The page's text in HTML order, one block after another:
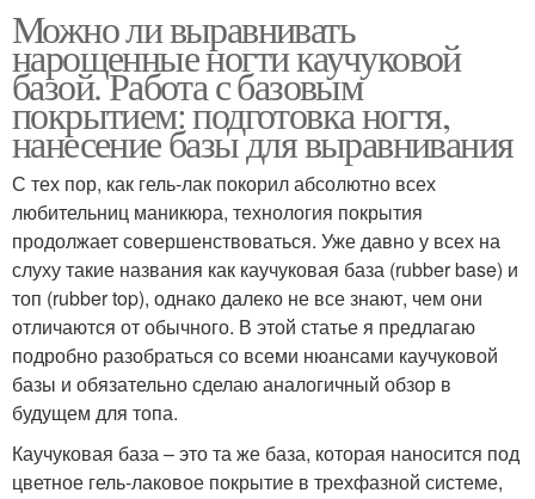
Можно ли выравнивать
нарощенные ногти каучуковой
базой. Работа с базовым
покрытием: подготовка ногтя,
нанесение базы для выравнивания
С тех пор, как гель-лак покорил абсолютно всех
любительниц маникюра, технология покрытия
продолжает совершенствоваться. Уже давно у всех на
слуху такие названия как каучуковая база (rubber base) и
топ (rubber top), однако далеко не все знают, чем они
отличаются от обычного. В этой статье я предлагаю
подробно разобраться со всеми нюансами каучуковой
базы и обязательно сделаю аналогичный обзор в
будущем для топа.
Каучуковая база – это та же база, которая наносится под
цветное гель-лаковое покрытие в трехфазной системе,